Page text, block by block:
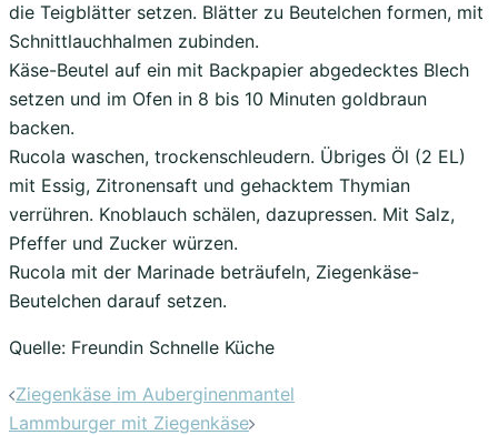
die Teigblätter setzen. Blätter zu Beutelchen formen, mit
Schnittlauchhalmen zubinden.
Käse-Beutel auf ein mit Backpapier abgedecktes Blech
setzen und im Ofen in 8 bis 10 Minuten goldbraun
backen.
Rucola waschen, trockenschleudern. Übriges Öl (2 EL)
mit Essig, Zitronensaft und gehacktem Thymian
verrühren. Knoblauch schälen, dazupressen. Mit Salz,
Pfeffer und Zucker würzen.
Rucola mit der Marinade beträufeln, Ziegenkäse-
Beutelchen darauf setzen.
Quelle: Freundin Schnelle Küche
Beitrags-
Navigation
Ziegenkäse im Auberginenmantel
Lammburger mit Ziegenkäse